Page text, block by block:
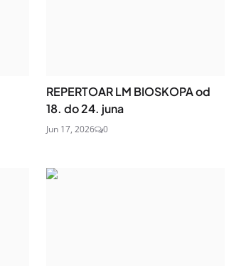
REPERTOAR LM BIOSKOPA od
18. do 24. juna
Jun 17, 2026 0